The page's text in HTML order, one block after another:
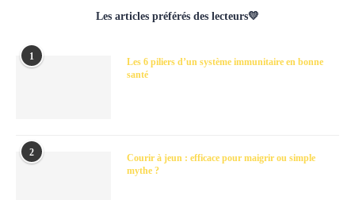
Les articles préférés des lecteurs💛
1
Les 6 piliers d’un système immunitaire en bonne
santé
2
Courir à jeun : efficace pour maigrir ou simple
mythe ?